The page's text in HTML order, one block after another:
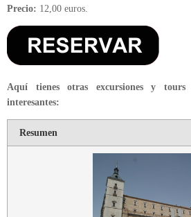
Precio: 12,00 euros.
Aquí tienes otras excursiones y
interesantes:
Resumen